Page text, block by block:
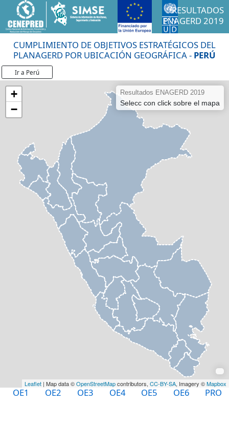
RESULTADOS
ENAGERD 2019
CUMPLIMIENTO DE OBJETIVOS ESTRATÉGICOS DEL
PLANAGERD POR UBICACIÓN GEOGRÁFICA - PERÚ
Ir a Perú
+
−
Resultados ENAGERD 2019
Selecc con click sobre el mapa
Leaflet | Map data ©OpenStreetMapcontributors, CC-BY-SA, Imagery ©Mapbox
OE1 OE2 OE3 OE4 OE5 OE6 PRO